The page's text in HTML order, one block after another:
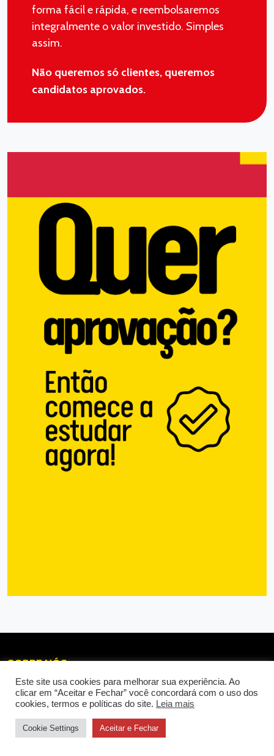
forma fácil e rápida, e reembolsaremos
integralmente o valor investido. Simples
assim.
Não queremos só clientes, queremos
candidatos aprovados.
SOBRE NÓS
Este site usa cookies para melhorar sua experiência. Ao
clicar em “Aceitar e Fechar” você concordará com o uso dos
cookies, termos e políticas do site. Leia mais
Cookie Settings Aceitar e Fechar